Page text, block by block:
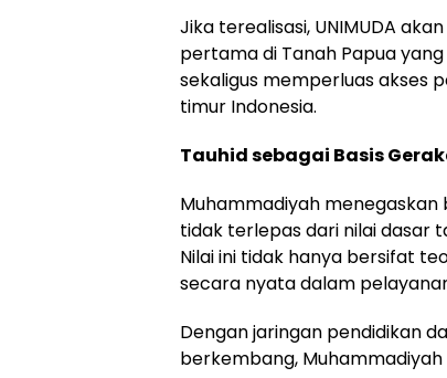
Jika terealisasi, UNIMUDA
pertama di Tanah Papua
sekaligus memperluas akses
timur Indonesia.
Tauhid sebagai Basis
Muhammadiyah
tidak terlepas dari nilai dasar
Nilai ini tidak hanya bersifat
secara nyata dalam
Dengan jaringan pendidikan
berkembang,